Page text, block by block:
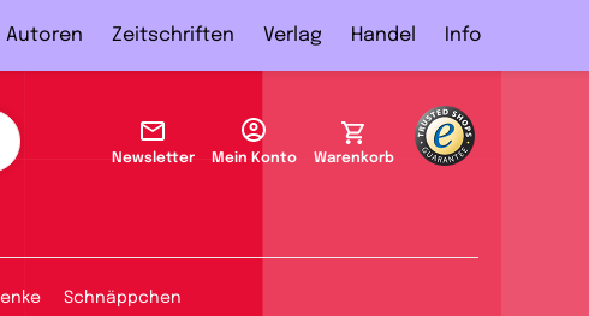
Autoren Zeitschriften Verlag Handel Info
Newsletter Mein Konto Warenkorb
Schnäppchen